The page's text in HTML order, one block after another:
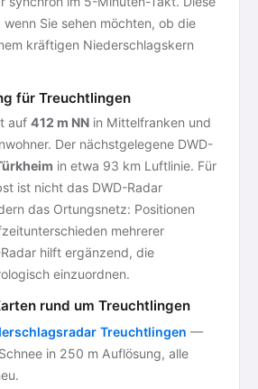
Sie sehen möchten, ob die
kräftigen Niederschlagskern
für Treuchtlingen
auf 412 m NN in Mittelfranken und
Der nächstgelegene DWD-
in etwa 93 km Luftlinie. Für
ist nicht das DWD-Radar
das Ortungsnetz: Positionen
mehrerer
hilft ergänzend, die
einzuordnen.
rund um Treuchtlingen
Treuchtlingen —
in 250 m Auflösung, alle